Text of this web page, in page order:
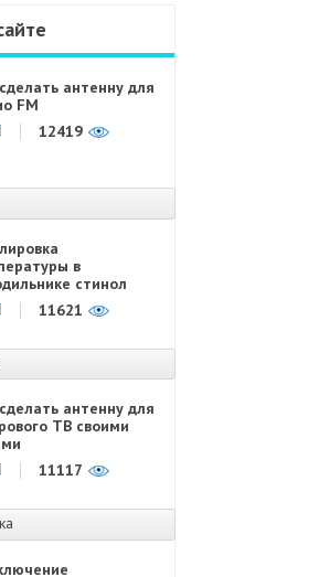
антенну для
FM
12419
в
стинол
11621
антенну для
ТВ своими
11117